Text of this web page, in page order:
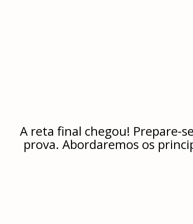
A reta final chegou! Prepare-
prova. Abordaremos os